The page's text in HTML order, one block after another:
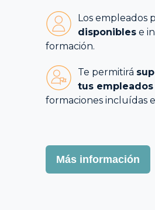
Los empleados
disponibles e
formación.
Te permitirá
tus empleados
formaciones incluídas
Más información